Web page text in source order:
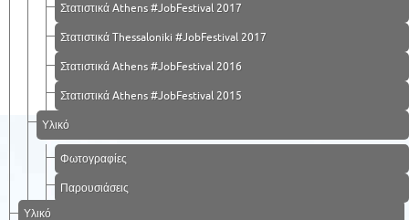
Στατιστικά Athens #JobFestival 2017
Στατιστικά Thessaloniki #JobFestival 2017
Στατιστικά Athens #JobFestival 2016
Στατιστικά Athens #JobFestival 2015
Υλικό
Φωτογραφίες
Παρουσιάσεις
Υλικό